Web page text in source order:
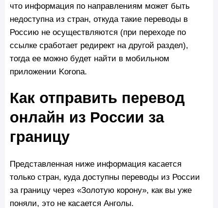
что информация по направлениям может быть
недоступна из стран, откуда такие переводы в
Россию не осуществляются (при переходе по
ссылке сработает редирект на другой раздел),
тогда ее можно будет найти в мобильном
приложении Korona.
Как отправить перевод
онлайн из России за
границу
Представленная ниже информация касается
только стран, куда доступны переводы из России
за границу через «Золотую корону», как вы уже
поняли, это не касается Анголы.